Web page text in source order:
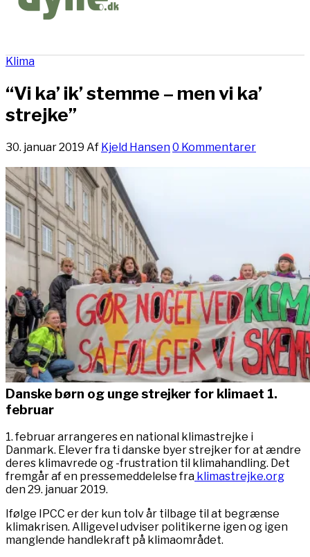
Klima
“Vi ka’ ik’ stemme – men vi ka’
strejke”
30. januar 2019 Af Kjeld Hansen0 Kommentarer
Danske børn og unge strejker for klimaet 1.
februar
1. februar arrangeres en national klimastrejke i
Danmark. Elever fra ti danske byer strejker for at ændre
deres klimavrede og -frustration til klimahandling. Det
fremgår af en pressemeddelelse fra klimastrejke.org
den 29. januar 2019.
Ifølge IPCC er der kun tolv år tilbage til at begrænse
klimakrisen. Alligevel udviser politikerne igen og igen
manglende handlekraft på klimaområdet.